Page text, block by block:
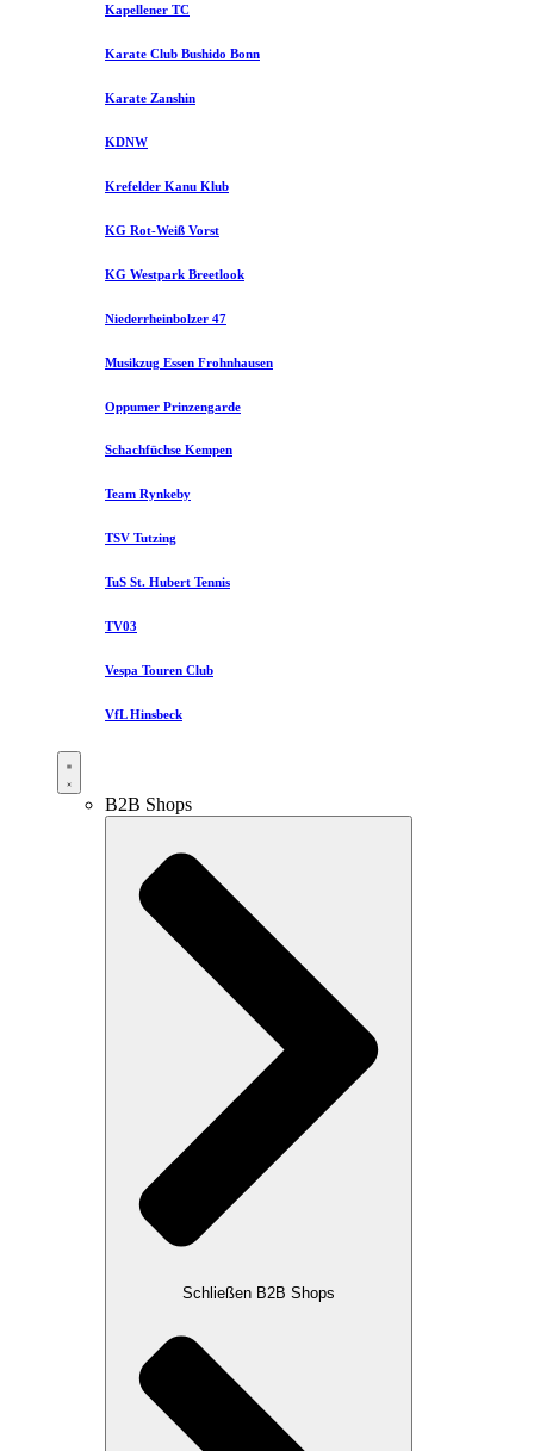
Kapellener TC
Karate Club Bushido Bonn
Karate Zanshin
KDNW
Krefelder Kanu Klub
KG Rot-Weiß Vorst
KG Westpark Breetlook
Niederrheinbolzer 47
Musikzug Essen Frohnhausen
Oppumer Prinzengarde
Schachfüchse Kempen
Team Rynkeby
TSV Tutzing
TuS St. Hubert Tennis
TV03
Vespa Touren Club
VfL Hinsbeck
B2B Shops
Schließen B2B Shops